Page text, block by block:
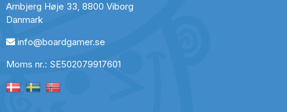
Arnbjerg Høje 33, 8800 Viborg
Danmark
info@boardgamer.se
Moms nr.: SE502079917601